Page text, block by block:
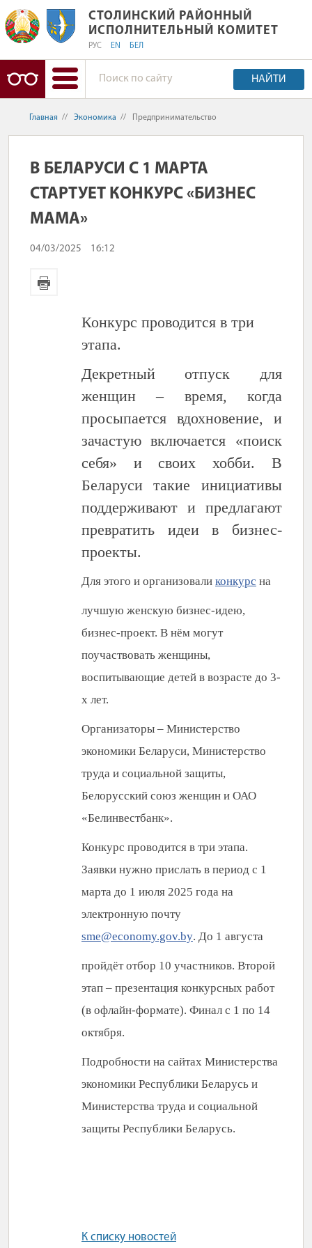
СТОЛИНСКИЙ РАЙОННЫЙ
СТОЛИНСКИЙ РАЙОННЫЙ
ИСПОЛНИТЕЛЬНЫЙ КОМИТЕТ
РУС EN БЕЛ
НАЙТИ
Главная // Экономика // Предпринимательство
В БЕЛАРУСИ С 1 МАРТА
СТАРТУЕТ КОНКУРС «БИЗНЕС
МАМА»
04/03/2025 16:12
Конкурс проводится в три
этапа.
Декретный отпуск для
женщин – время, когда
просыпается вдохновение, и
зачастую включается «поиск
себя» и своих хобби. В
Беларуси такие инициативы
поддерживают и предлагают
превратить идеи в бизнес-
проекты.
Для этого и организовали конкурс на
лучшую женскую бизнес-идею,
бизнес-проект. В нём могут
поучаствовать женщины,
воспитывающие детей в возрасте до 3-
х лет.
Организаторы – Министерство
экономики Беларуси, Министерство
труда и социальной защиты,
Белорусский союз женщин и ОАО
«Белинвестбанк».
Конкурс проводится в три этапа.
Заявки нужно прислать в период с 1
марта до 1 июля 2025 года на
электронную почту
sme@economy.gov.by. До 1 августа
пройдёт отбор 10 участников. Второй
этап – презентация конкурсных работ
(в офлайн-формате). Финал с 1 по 14
октября.
Подробности на сайтах Министерства
экономики Республики Беларусь и
Министерства труда и социальной
защиты Республики Беларусь.
К списку новостей